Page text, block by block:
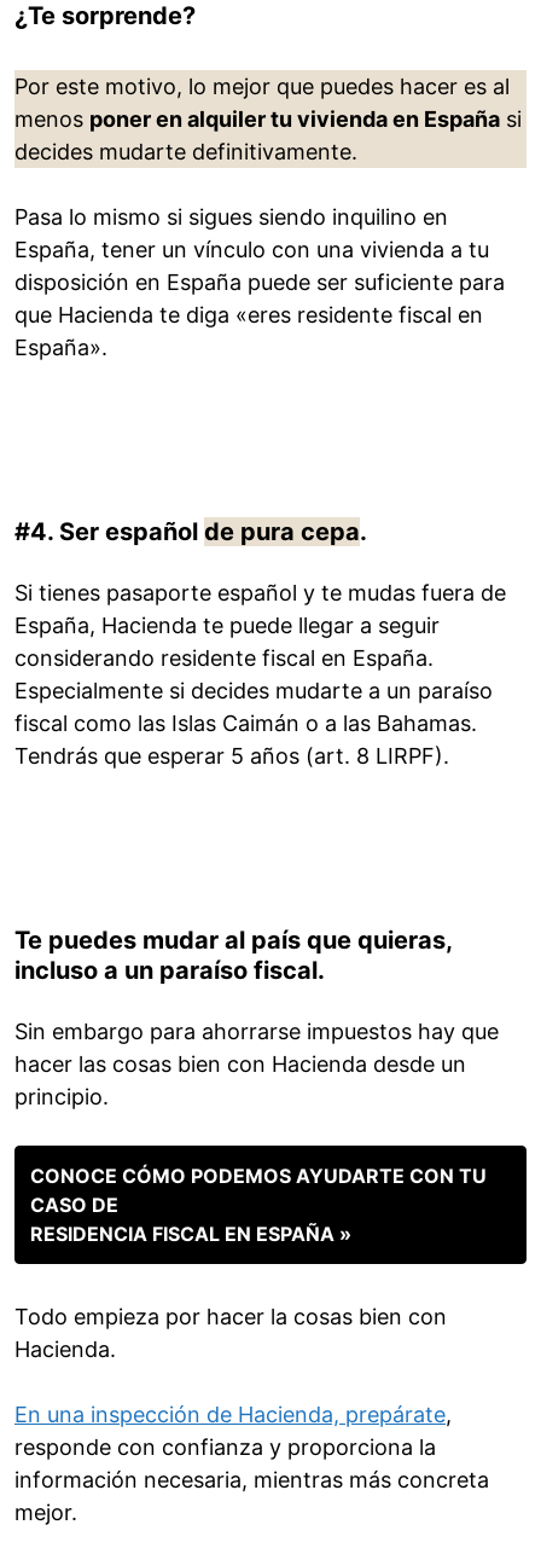
¿Te sorprende?
Por este motivo, lo mejor que puedes hacer es al
menos poner en alquiler tu vivienda en España si
decides mudarte definitivamente.
Pasa lo mismo si sigues siendo inquilino en
España, tener un vínculo con una vivienda a tu
disposición en España puede ser suficiente para
que Hacienda te diga «eres residente fiscal en
España».
#4. Ser español de pura cepa.
Si tienes pasaporte español y te mudas fuera de
España, Hacienda te puede llegar a seguir
considerando residente fiscal en España.
Especialmente si decides mudarte a un paraíso
fiscal como las Islas Caimán o a las Bahamas.
Tendrás que esperar 5 años (art. 8 LIRPF).
Te puedes mudar al país que quieras,
incluso a un paraíso fiscal.
Sin embargo para ahorrarse impuestos hay que
hacer las cosas bien con Hacienda desde un
principio.
CONOCE CÓMO PODEMOS AYUDARTE CON TU
CASO DE
RESIDENCIA FISCAL EN ESPAÑA »
Todo empieza por hacer la cosas bien con
Hacienda.
En una inspección de Hacienda, prepárate,
responde con confianza y proporciona la
información necesaria, mientras más concreta
mejor.